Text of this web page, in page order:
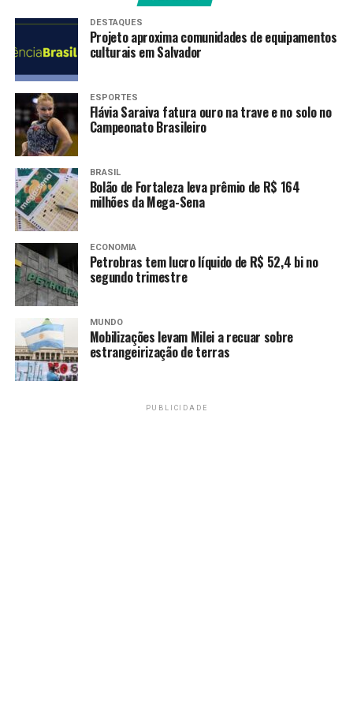
mais pobres do que eu
tenham o direito de fazer a
universidade. Todo mundo
tem que ter oportunidade
de ter um diploma, de ter
uma profissão, porque eu
sei o valor de uma
profissão; eu sei o que é
um trabalhador sem
profissão procurar um
emprego”, afirmou.
O convênio, que foi firmado entre o Ministério da
Educação (MEC) e o governo do Ceará, inclui
construções como um segundo alojamento estudantil,
prédio administrativo, complexo esportivo, além de
DESTAQUES
Projeto aproxima comunidades de equipamentos
culturais em Salvador
ESPORTES
Flávia Saraiva fatura ouro na trave e no solo no
Campeonato Brasileiro
BRASIL
Bolão de Fortaleza leva prêmio de R$ 164
milhões da Mega-Sena
ECONOMIA
Petrobras tem lucro líquido de R$ 52,4 bi no
segundo trimestre
MUNDO
Mobilizações levam Milei a recuar sobre
estrangeirização de terras
PUBLICIDADE